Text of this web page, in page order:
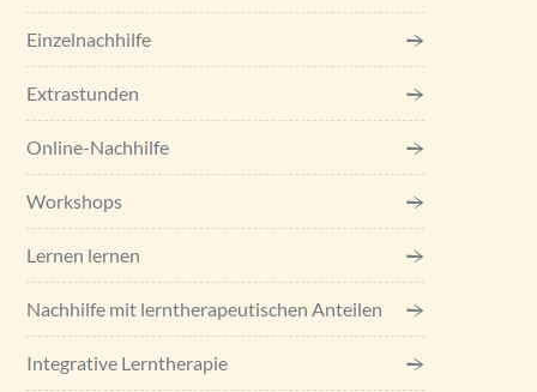
Einzel­nachhilfe
Extrastunden
Online-Nachhilfe
Workshops
Lernen lernen
Nachhilfe mit lerntherapeutischen Anteilen
Integrative Lerntherapie